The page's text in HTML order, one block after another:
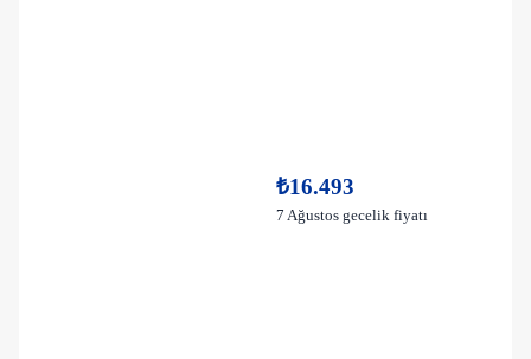
₺16.493
7 Ağustos gecelik fiyatı